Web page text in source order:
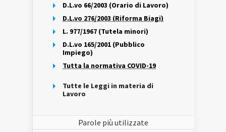
D.L.vo 66/2003 (Orario di Lavoro)
D.L.vo 276/2003 (Riforma Biagi)
L. 977/1967 (Tutela minori)
D.L.vo 165/2001 (Pubblico
Impiego)
Tutta la normativa COVID-19
Tutte le Leggi in materia di
Lavoro
Parole più utilizzate